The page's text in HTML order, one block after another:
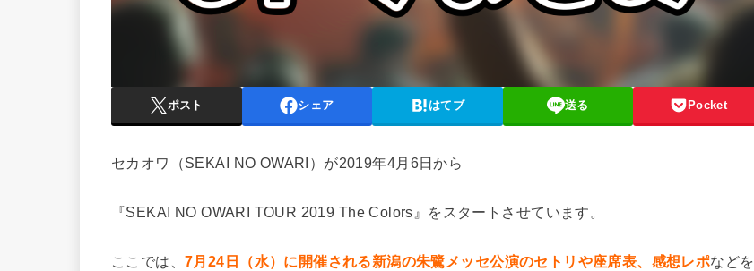
ポスト シェア はてブ 送る Pocket
セカオワ（SEKAI NO OWARI）が2019年4月6日から
『SEKAI NO OWARI TOUR 2019 The Colors』をスタートさせています。
ここでは、7月24日（水）に開催される新潟の朱鷺メッセ公演のセトリや座席表、感想レポなどを